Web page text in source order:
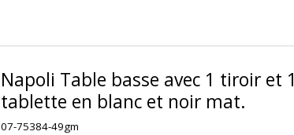
Napoli Table basse avec 1 tiroir et 1
tablette en blanc et noir mat.
07-75384-49gm